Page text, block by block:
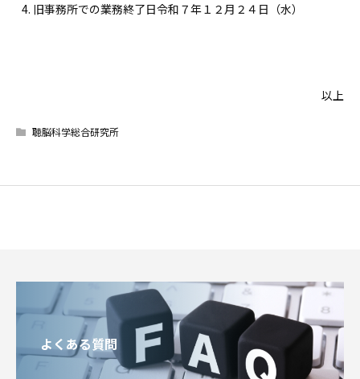
旧事務所での業務終了日令和７年１２月２４日（水）
以上
聴脳科学総合研究所
よくある質問